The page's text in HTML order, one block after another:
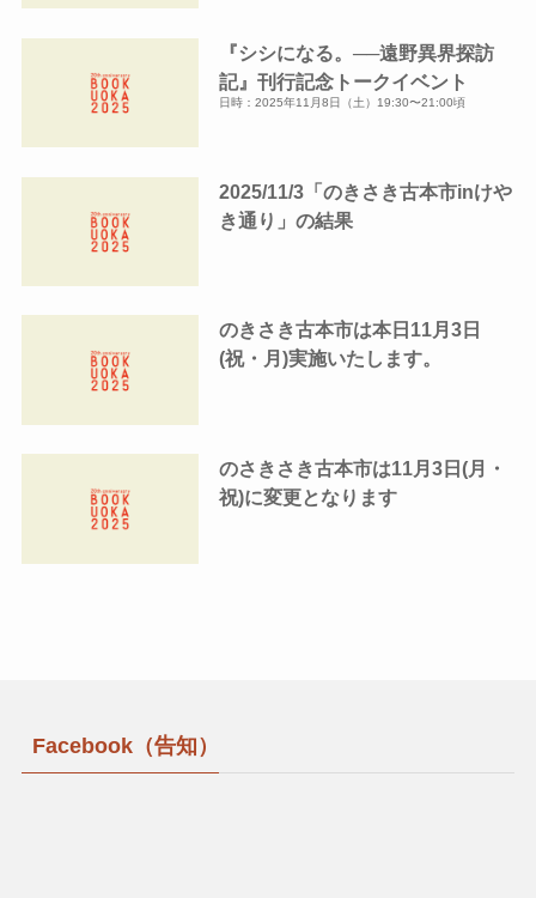
『シシになる。──遠野異界探訪
記』刊行記念トークイベント
日時：2025年11月8日（土）19:30〜21:00頃
2025/11/3「のきさき古本市inけや
き通り」の結果
のきさき古本市は本日11月3日
(祝・月)実施いたします。
のさきさき古本市は11月3日(月・
祝)に変更となります
Facebook（告知）